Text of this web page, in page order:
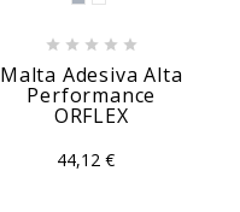
    
Malta Adesiva Alta
Performance
ORFLEX
44,12 €